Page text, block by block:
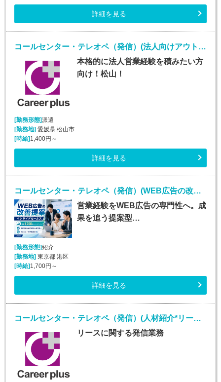
詳細を見る
コールセンター・テレオペ（発信）(法人向けアウトバウンド業務/週5/9~18時)
本格的に法人営業経験を積みたい方
向け！松山！
[勤務形態]派遣
[勤務地]愛媛県 松山市
[時給]1,400円～
詳細を見る
コールセンター・テレオペ（発信）(WEB広告の改善提案・インサイドセールス)
営業経験をWEB広告の専門性へ。成
果を追う提案型…
[勤務形態]紹介
[勤務地]東京都 港区
[時給]1,700円～
詳細を見る
コールセンター・テレオペ（発信）(人材紹介*リースオペレーター業務*安定収入*大崎勤務)
リースに関する発信業務